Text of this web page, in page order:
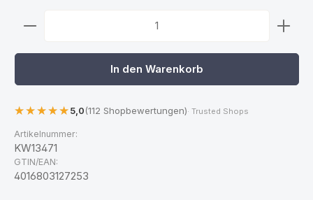
Produkt Anzahl: Gib den gewünschten Wert ein
In den Warenkorb
5,0(112 Shopbewertungen)· Trusted Shops
Artikelnummer:
KW13471
GTIN/EAN:
4016803127253